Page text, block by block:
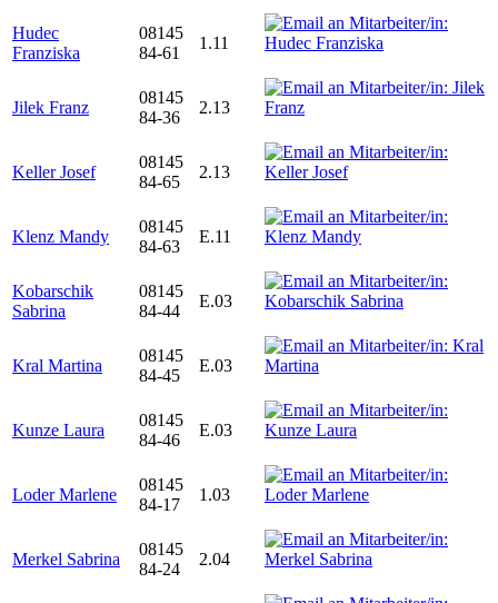
Hudec
Franziska
08145
84-61
1.11
Jilek Franz
08145
84-36
2.13
Keller Josef
08145
84-65
2.13
Klenz Mandy
08145
84-63
E.11
Kobarschik
Sabrina
08145
84-44
E.03
Kral Martina
08145
84-45
E.03
Kunze Laura
08145
84-46
E.03
Loder Marlene
08145
84-17
1.03
Merkel Sabrina
08145
84-24
2.04